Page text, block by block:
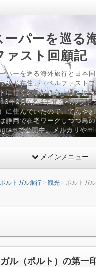
ーパーを巡る
ァスト回顧記
パーを巡る海外旅行と日本
ンド在住」（ベルファスト
に行くのが好きな「はとぽ
年9月の約4年間はベルファ
に住んでいたので、てんや
静岡で在宅ワークしつつ鳥
で公開中。メルカリや
。バッグ、鳥グッズフリー
メインメニュー
ルトガル旅行 観光
ポルトガ
ル（ポルト）の第一